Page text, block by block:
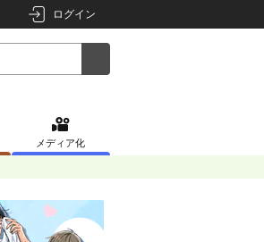
ログイン
メディア化